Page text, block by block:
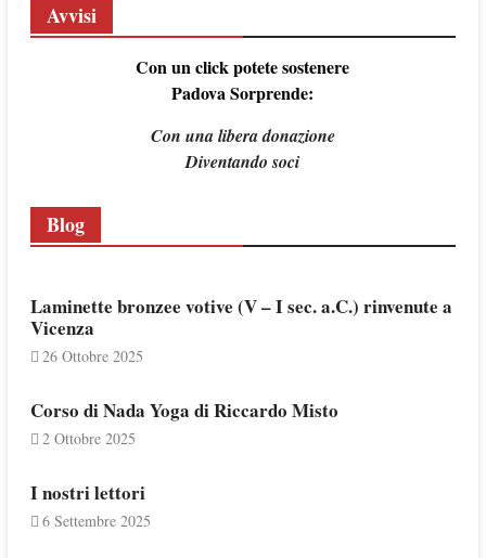
Avvisi
Con un click potete sostenere
Padova Sorprende:
Con una libera donazione
Diventando soci
Blog
Laminette bronzee votive (V – I sec. a.C.) rinvenute a
Vicenza
26 Ottobre 2025
Corso di Nada Yoga di Riccardo Misto
2 Ottobre 2025
I nostri lettori
6 Settembre 2025